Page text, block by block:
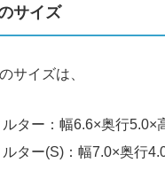
サイズ
サイズは、
ター：幅6.6×奥行5.0×
ター(S)：幅7.0×奥行